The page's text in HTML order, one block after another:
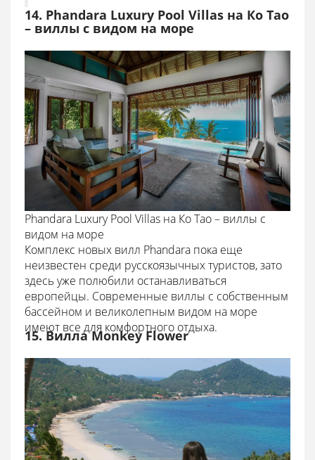
14. Phandara Luxury Pool Villas на Ко Тао
– виллы с видом на море
Phandara Luxury Pool Villas на Ко Тао – виллы с
видом на море
Комплекс новых вилл Phandara пока еще
неизвестен среди русскоязычных туристов, зато
здесь уже полюбили останавливаться
европейцы. Современные виллы с собственным
бассейном и великолепным видом на море
имеют все для комфортного отдыха.
15. Вилла Monkey Flower